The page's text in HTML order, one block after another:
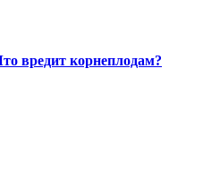
вредит корнеплодам?